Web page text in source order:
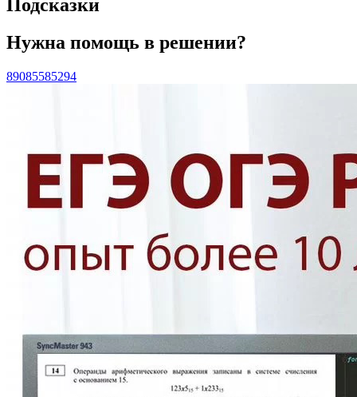
Подсказки
Нужна помощь в решении?
89085585294